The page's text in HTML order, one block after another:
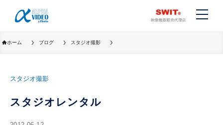
ホーム ブログ スタジオ撮影
スタジオ撮影
スタジオレンタル